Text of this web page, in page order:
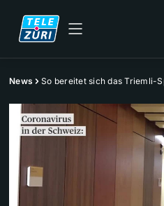
News So bereitet sich das Triemli-